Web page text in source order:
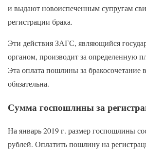
и выдают новоиспеченным супругам
регистрации брака.
Эти действия ЗАГС, являющийся
органом, производит за определенную
Эта оплата пошлины за бракосочетание
обязательна.
Сумма госпошлины за
На январь 2019 г. размер госпошлины
рублей. Оплатить пошлину на